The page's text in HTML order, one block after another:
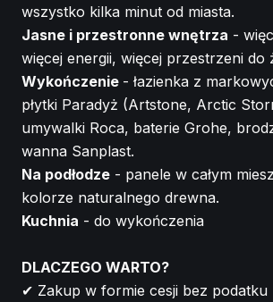
wszystko kilka minut od miasta.
Jasne i przestronne wnętrza -
więcej energii, więcej przestrzeni do
Wykończenie - łazienka z
płytki Paradyż (Artstone, Arctic
umywalki Roca, baterie Grohe,
wanna Sanplast.
Na podłodze - panele w całym
kolorze naturalnego drewna.
Kuchnia - do wykończenia
DLACZEGO WARTO?
✔ Zakup w formie cesji bez podatku